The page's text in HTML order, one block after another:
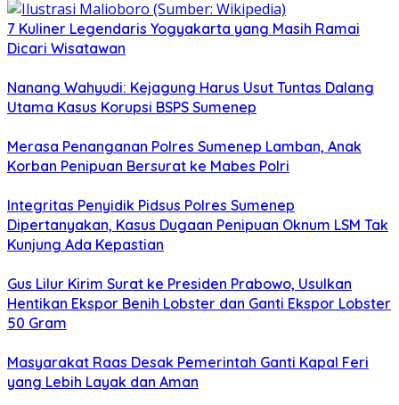
7 Kuliner Legendaris Yogyakarta yang Masih Ramai
Dicari Wisatawan
Nanang Wahyudi: Kejagung Harus Usut Tuntas Dalang
Utama Kasus Korupsi BSPS Sumenep
Merasa Penanganan Polres Sumenep Lamban, Anak
Korban Penipuan Bersurat ke Mabes Polri
Integritas Penyidik Pidsus Polres Sumenep
Dipertanyakan, Kasus Dugaan Penipuan Oknum LSM Tak
Kunjung Ada Kepastian
Gus Lilur Kirim Surat ke Presiden Prabowo, Usulkan
Hentikan Ekspor Benih Lobster dan Ganti Ekspor Lobster
50 Gram
Masyarakat Raas Desak Pemerintah Ganti Kapal Feri
yang Lebih Layak dan Aman